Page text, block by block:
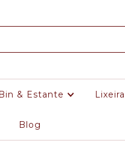
& Estante
Blog